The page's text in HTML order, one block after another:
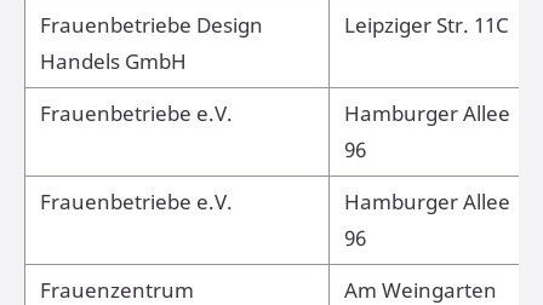
Frauenbetriebe Design
Handels GmbH
Leipziger Str. 11C
Frauenbetriebe e.V.
Hamburger Allee
96
Frauenbetriebe e.V.
Hamburger Allee
96
Frauenzentrum
Am Weingarten